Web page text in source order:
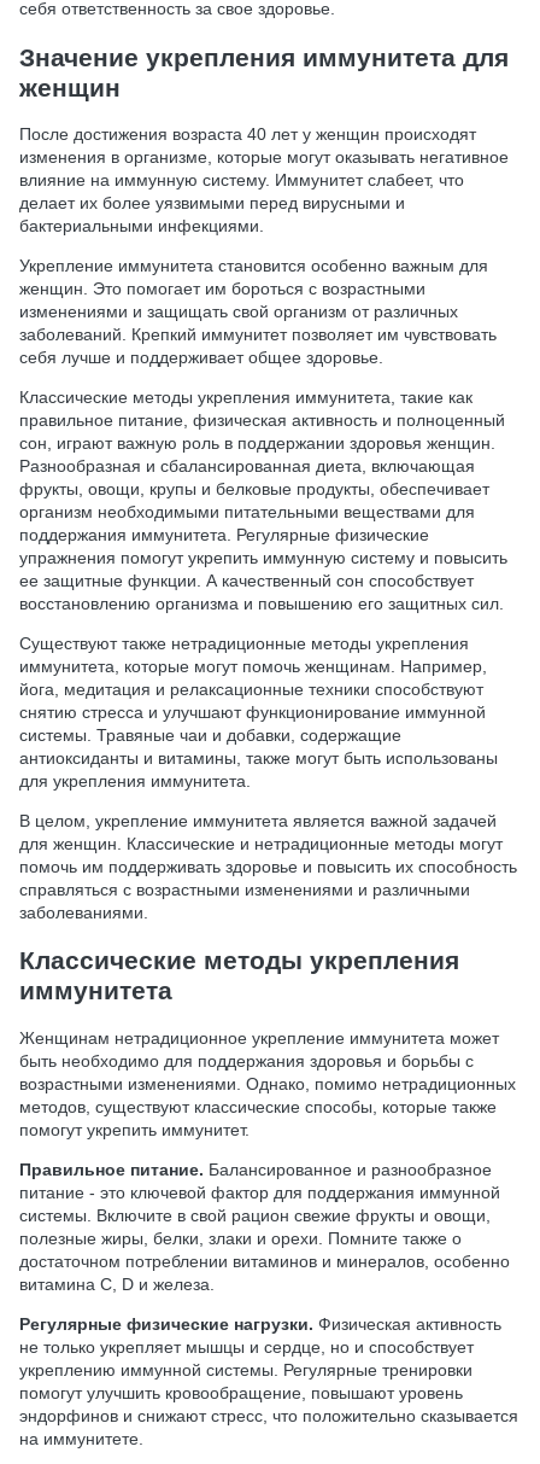
себя ответственность за свое здоровье.
Значение укрепления иммунитета для
женщин
После достижения возраста 40 лет у женщин происходят
изменения в организме, которые могут оказывать негативное
влияние на иммунную систему. Иммунитет слабеет, что
делает их более уязвимыми перед вирусными и
бактериальными инфекциями.
Укрепление иммунитета становится особенно важным для
женщин. Это помогает им бороться с возрастными
изменениями и защищать свой организм от различных
заболеваний. Крепкий иммунитет позволяет им чувствовать
себя лучше и поддерживает общее здоровье.
Классические методы укрепления иммунитета, такие как
правильное питание, физическая активность и полноценный
сон, играют важную роль в поддержании здоровья женщин.
Разнообразная и сбалансированная диета, включающая
фрукты, овощи, крупы и белковые продукты, обеспечивает
организм необходимыми питательными веществами для
поддержания иммунитета. Регулярные физические
упражнения помогут укрепить иммунную систему и повысить
ее защитные функции. А качественный сон способствует
восстановлению организма и повышению его защитных сил.
Существуют также нетрадиционные методы укрепления
иммунитета, которые могут помочь женщинам. Например,
йога, медитация и релаксационные техники способствуют
снятию стресса и улучшают функционирование иммунной
системы. Травяные чаи и добавки, содержащие
антиоксиданты и витамины, также могут быть использованы
для укрепления иммунитета.
В целом, укрепление иммунитета является важной задачей
для женщин. Классические и нетрадиционные методы могут
помочь им поддерживать здоровье и повысить их способность
справляться с возрастными изменениями и различными
заболеваниями.
Классические методы укрепления
иммунитета
Женщинам нетрадиционное укрепление иммунитета может
быть необходимо для поддержания здоровья и борьбы с
возрастными изменениями. Однако, помимо нетрадиционных
методов, существуют классические способы, которые также
помогут укрепить иммунитет.
Правильное питание. Балансированное и разнообразное
питание - это ключевой фактор для поддержания иммунной
системы. Включите в свой рацион свежие фрукты и овощи,
полезные жиры, белки, злаки и орехи. Помните также о
достаточном потреблении витаминов и минералов, особенно
витамина C, D и железа.
Регулярные физические нагрузки. Физическая активность
не только укрепляет мышцы и сердце, но и способствует
укреплению иммунной системы. Регулярные тренировки
помогут улучшить кровообращение, повышают уровень
эндорфинов и снижают стресс, что положительно сказывается
на иммунитете.